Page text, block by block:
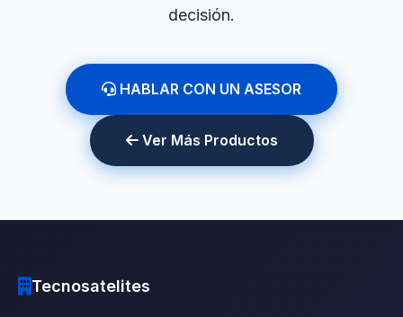
decisión.
HABLAR CON UN ASESOR
Ver Más Productos
Tecnosatelites